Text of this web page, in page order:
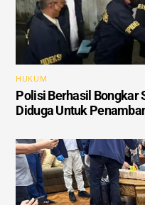
HUKUM
Polisi Berhasil Bongkar
Diduga Untuk